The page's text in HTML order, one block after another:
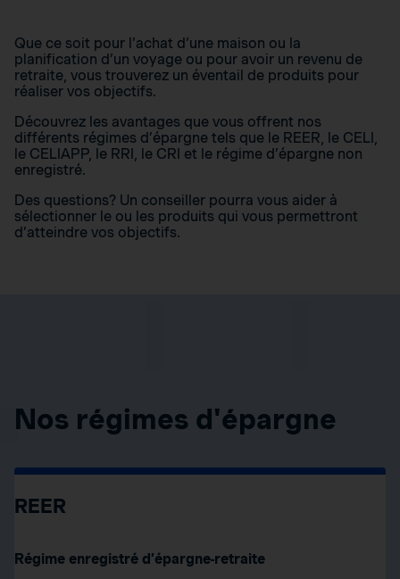
Que ce soit pour l’achat d’une maison ou la
planification d’un voyage ou pour avoir un revenu de
retraite, vous trouverez un éventail de produits pour
réaliser vos objectifs.
Découvrez les avantages que vous offrent nos
différents régimes d’épargne tels que le REER, le CELI,
le CELIAPP, le RRI, le CRI et le régime d’épargne non
enregistré.
Des questions? Un conseiller pourra vous aider à
sélectionner le ou les produits qui vous permettront
d’atteindre vos objectifs.
Nos régimes d'épargne
REER
Régime enregistré d’épargne-retraite